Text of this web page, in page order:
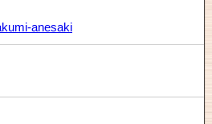
anesaki